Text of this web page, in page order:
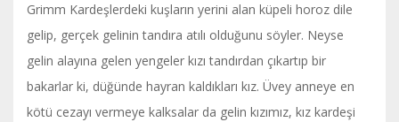
Grimm Kardeşlerdeki kuşların yerini alan küpeli horoz dile
gelip, gerçek gelinin tandıra atılı olduğunu söyler. Neyse
gelin alayına gelen yengeler kızı tandırdan çıkartıp bir
bakarlar ki, düğünde hayran kaldıkları kız. Üvey anneye en
kötü cezayı vermeye kalksalar da gelin kızımız, kız kardeşi